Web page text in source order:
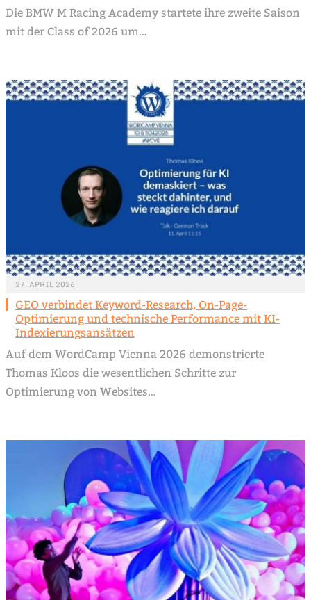
Die BMW M Racing Academy startete ihre zweite Saison
mit der Class of 2026 um…
27. APRIL 2026
GEO verbindet Keyword-Research, On-Page-
Optimierung und technische Performance mit KI-
Indexierungsansätzen
Auf dem WordCamp Vienna 2026 demonstrierte
Thomas Kloos die wesentlichen Schritte zur
Optimierung von Websites…